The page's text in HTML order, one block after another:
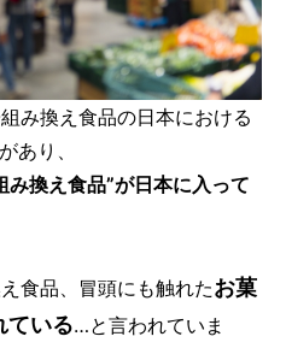
み換え食品の日本における
があり、
換え食品”が日本に入って
食品、冒頭にも触れたお菓
ている…と言われていま